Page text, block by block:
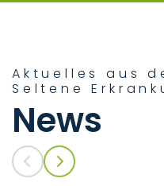
Aktuelles aus
Seltene
News